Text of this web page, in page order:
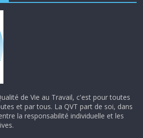
de Vie au Travail, c'est pour toutes
et par tous. La QVT part de soi, dans
la responsabilité individuelle et les